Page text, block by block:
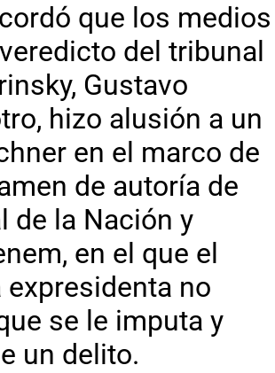
que los medios
del tribunal
Gustavo
hizo alusión a un
en el marco de
de autoría de
de la Nación y
en el que el
no
se le imputa y
un delito.